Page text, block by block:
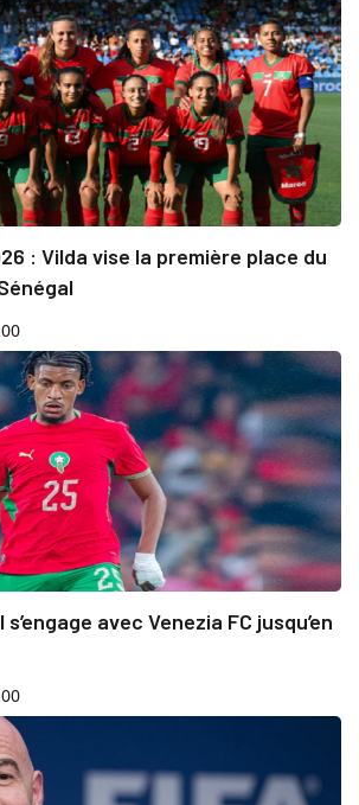
: Vilda vise la première place du
avec Venezia FC jusqu’en